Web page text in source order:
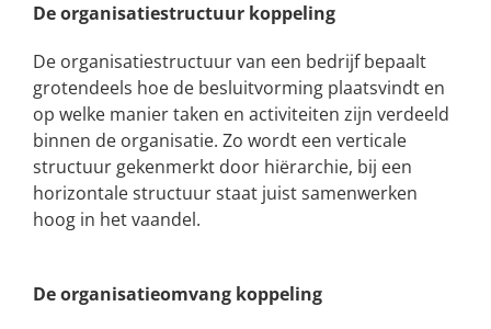
De organisatiestructuur koppeling
De organisatiestructuur van een bedrijf bepaalt
grotendeels hoe de besluitvorming plaatsvindt en
op welke manier taken en activiteiten zijn verdeeld
binnen de organisatie. Zo wordt een verticale
structuur gekenmerkt door hiërarchie, bij een
horizontale structuur staat juist samenwerken
hoog in het vaandel.
De organisatieomvang koppeling